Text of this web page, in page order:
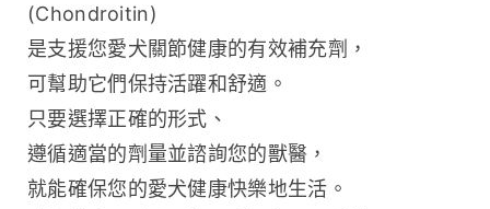
(Chondroitin)
是支援您愛犬關節健康的有效補充劑，
可幫助它們保持活躍和舒適。
只要選擇正確的形式、
遵循適當的劑量並諮詢您的獸醫，
就能確保您的愛犬健康快樂地生活。